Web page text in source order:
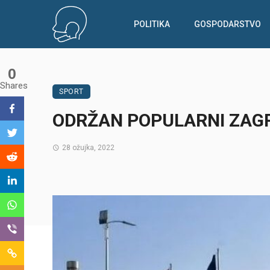
POLITIKA GOSPODARSTVO
SPORT
ODRŽAN POPULARNI
28 ožujka, 2022
0
Shares